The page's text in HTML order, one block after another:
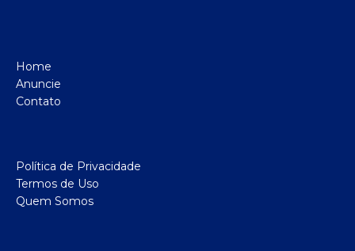
Home
Anuncie
Contato
Política de Privacidade
Termos de Uso
Quem Somos